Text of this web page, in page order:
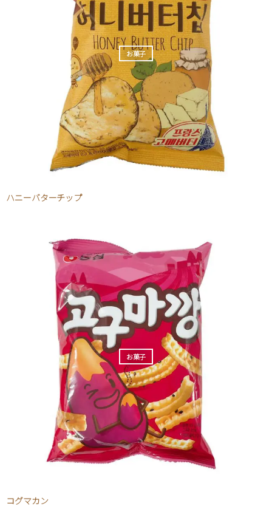
お菓子
ハニーバターチップ
お菓子
コグマカン